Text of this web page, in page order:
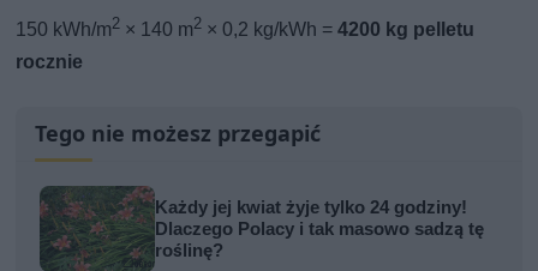
150 kWh/m2 × 140 m2 × 0,2 kg/kWh =4200 kg pelletu
rocznie
Tego nie możesz przegapić
Każdy jej kwiat żyje tylko 24 godziny!
Dlaczego Polacy i tak masowo sadzą tę
roślinę?